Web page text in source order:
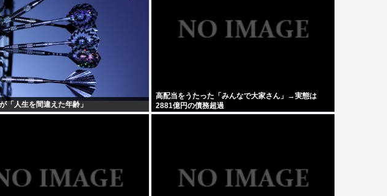
「人生を間違えた年齢」
高配当をうたった「みんなで大家さん」→実態は
2881億円の債務超過